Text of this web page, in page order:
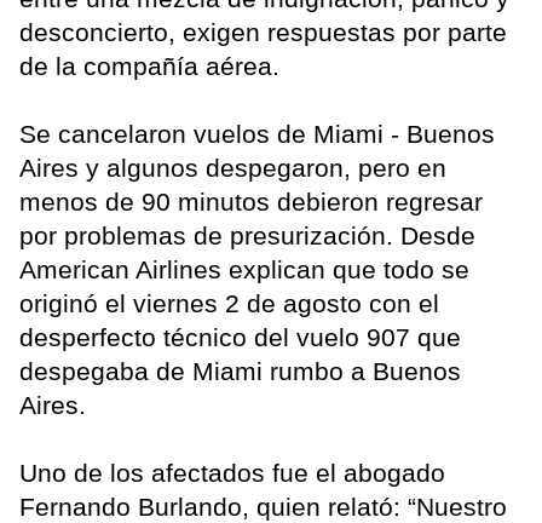
desconcierto, exigen respuestas por parte
de la compañía aérea.
Se cancelaron vuelos de Miami - Buenos
Aires y algunos despegaron, pero en
menos de 90 minutos debieron regresar
por problemas de presurización. Desde
American Airlines explican que todo se
originó el viernes 2 de agosto con el
desperfecto técnico del vuelo 907 que
despegaba de Miami rumbo a Buenos
Aires.
Uno de los afectados fue el abogado
Fernando Burlando, quien relató: “Nuestro